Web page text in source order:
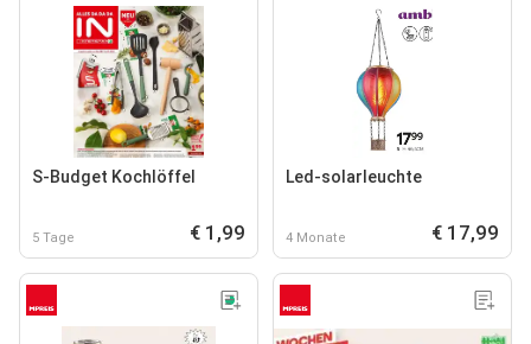
S-Budget Kochlöffel
5 Tage € 1,99
Led-solarleuchte
4 Monate € 17,99